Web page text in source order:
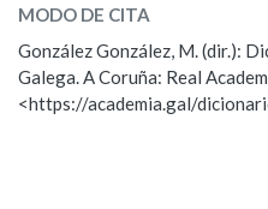
ESCOLLE UNHA
Observación Hai
Propoño mellorar a
MODO DE CITA
González González, M. (dir.):
Galega. A Coruña: Real
<https://academia.gal/